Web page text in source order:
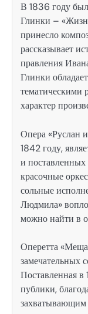
В 1836 году
Глинки –
принесло
рассказывает
правления
Глинки
тематическими
характер
Опера «Руслан
1842 году,
и
красочные
сольные
Людмила»
можно найти в
Оперетта
замечательных
Поставленная в
публики,